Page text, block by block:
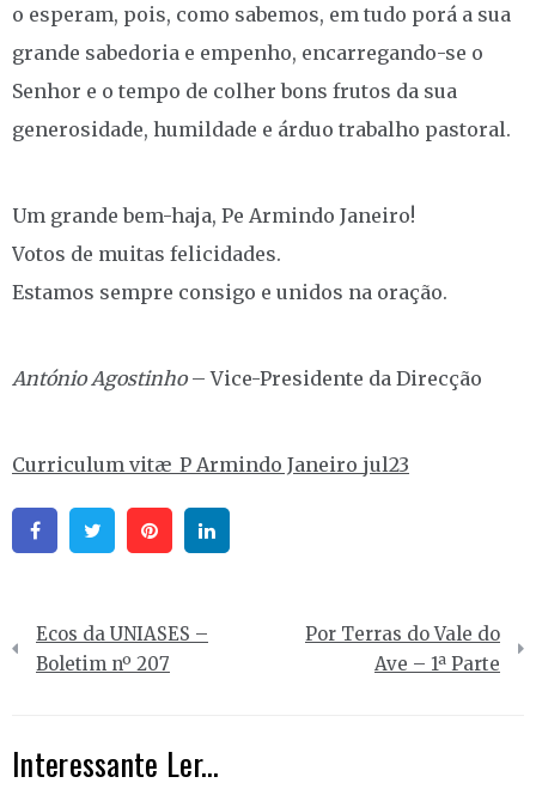
o esperam, pois, como sabemos, em tudo porá a sua
grande sabedoria e empenho, encarregando-se o
Senhor e o tempo de colher bons frutos da sua
generosidade, humildade e árduo trabalho pastoral.
Um grande bem-haja, Pe Armindo Janeiro!
Votos de muitas felicidades.
Estamos sempre consigo e unidos na oração.
António Agostinho– Vice-Presidente da Direcção
Curriculum vitæ_P Armindo Janeiro_jul23
FacebookTwitter Pinterest
Navegação
de
Ecos da UNIASES –
Boletim nº 207
Por Terras do Vale do
Ave – 1ª Parte
Interessante Ler...